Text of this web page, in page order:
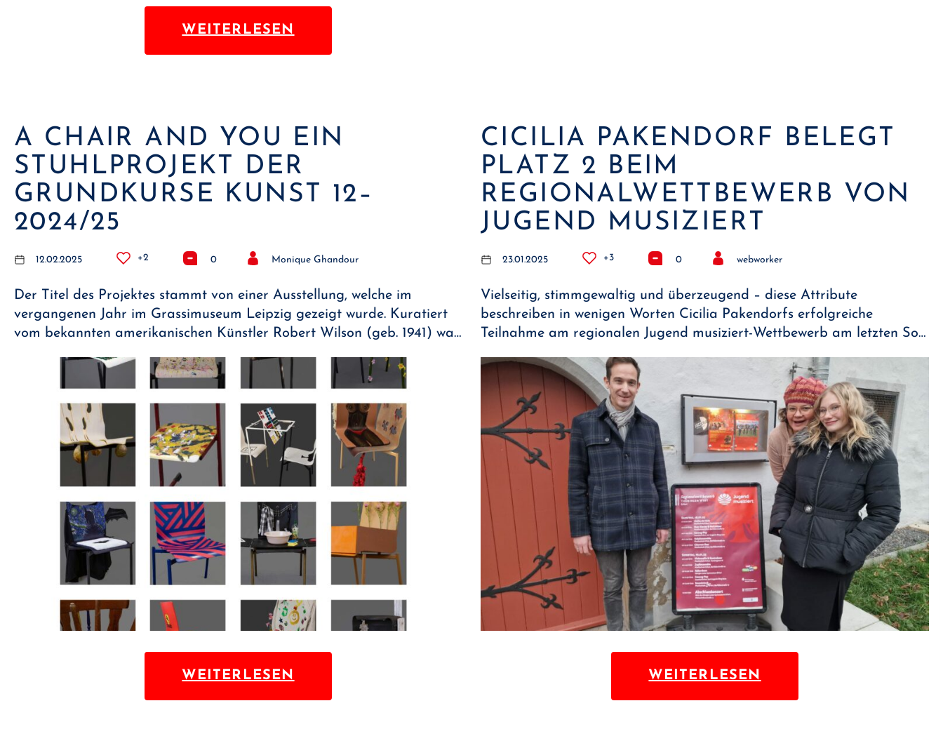
WEITERLESEN
A CHAIR AND YOU EIN
STUHLPROJEKT DER
GRUNDKURSE KUNST 12–
2024/25
12.02.2025 +2 0 Monique Ghandour
Der Titel des Projektes stammt von einer Ausstellung, welche im
vergangenen Jahr im Grassimuseum Leipzig gezeigt wurde. Kuratiert
vom bekannten amerikanischen Künstler Robert Wilson (geb. 1941) wa…
WEITERLESEN
CICILIA PAKENDORF BELEGT
PLATZ 2 BEIM
REGIONALWETTBEWERB VON
JUGEND MUSIZIERT
23.01.2025 +3 0 webworker
Vielseitig, stimmgewaltig und überzeugend – diese Attribute
beschreiben in wenigen Worten Cicilia Pakendorfs erfolgreiche
Teilnahme am regionalen Jugend musiziert-Wettbewerb am letzten So…
WEITERLESEN